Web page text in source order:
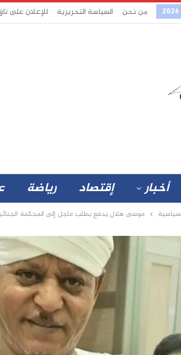
من نحن السياسة التحريرية للإعلان على
أخبار إقتصاد رياضة
سياسية موسى هلال يدفع بطلب عاجل إلى المحكمة